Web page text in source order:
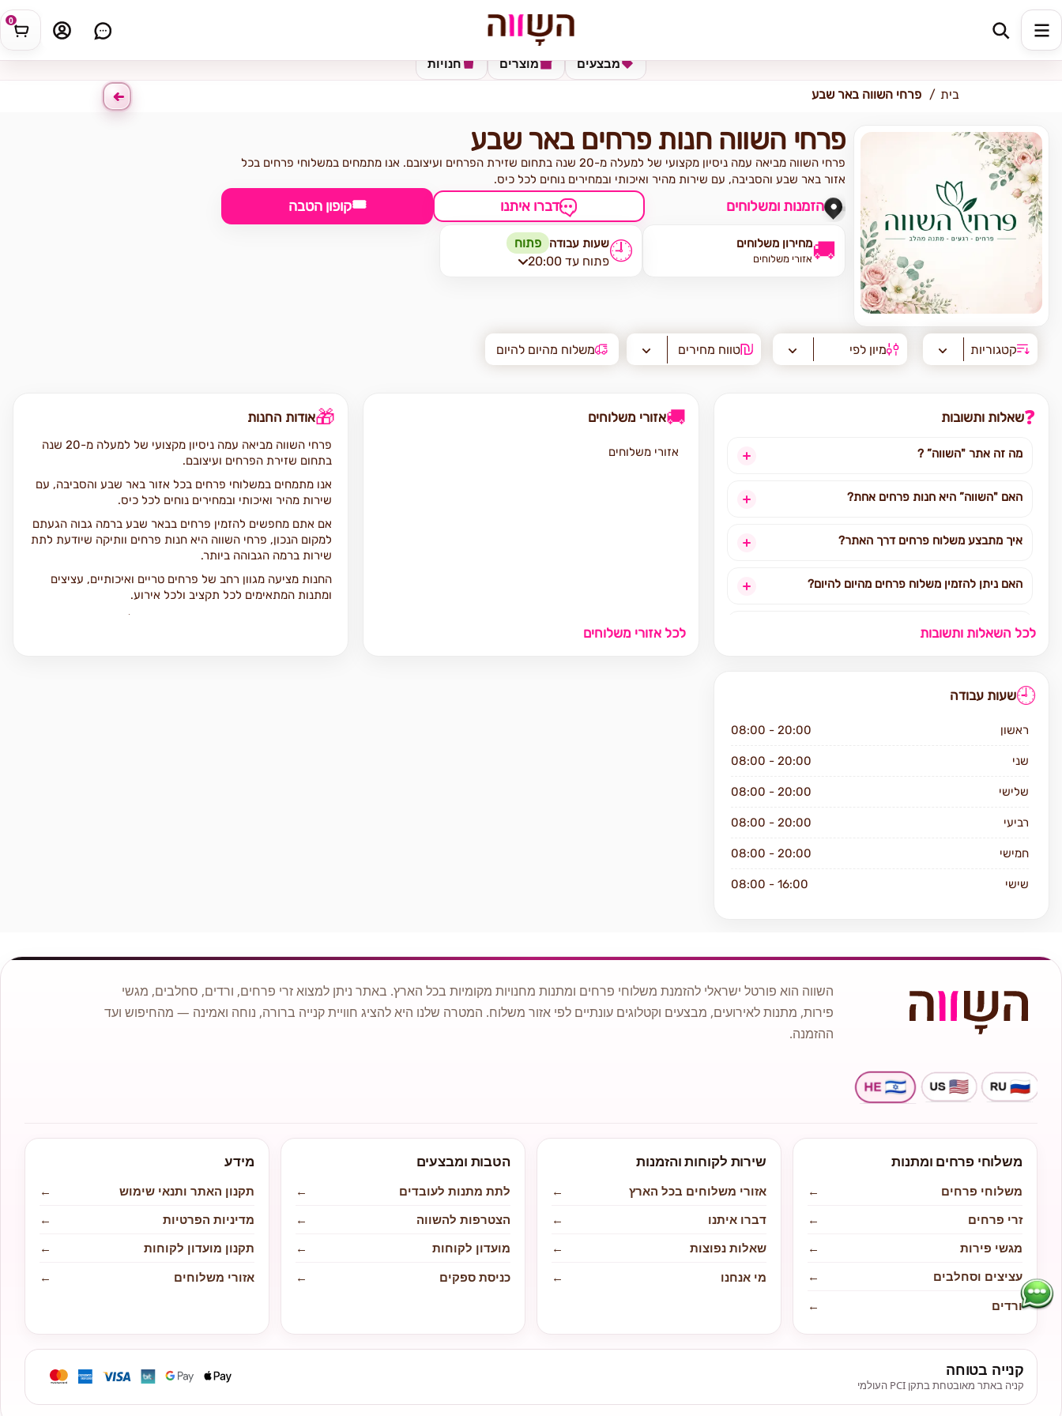
0 כתובת למשלוח
חנויות מוצרים מבצעים
בית פרחי השווה באר שבע
פרחי השווה חנות פרחים באר שבע
פרחי השווה מביאה עמה ניסיון מקצועי של למעלה מ-20 שנה בתחום שזירת הפרחים ועיצובם. אנו מתמחים במשלוחי פרחים בכל
אזור באר שבע והסביבה, עם שירות מהיר ואיכותי ובמחירים נוחים לכל כיס.
הזמנות ומשלוחים דברו איתנו קופון הטבה🎟
מחירון משלוחים
אזורי משלוחים🚚 שעות עבודה
פתוח
פתוח עד 20:00🕘
קטגוריות מיון לפי טווח מחירים משלוח מהיום להיום
❓שאלות ותשובות
מה זה אתר "השווה” ?
האם "השווה” היא חנות פרחים אחת?
איך מתבצע משלוח פרחים דרך האתר?
האם ניתן להזמין משלוח פרחים מהיום להיום?
לאילו אזורים בארץ ניתן להזמין משלוחים?
לכל השאלות ותשובות
🚚אזורי משלוחים
אזורי משלוחים
לכל אזורי משלוחים
🎁אודות החנות
פרחי השווה מביאה עמה ניסיון מקצועי של למעלה מ-20 שנה
בתחום שזירת הפרחים ועיצובם.
אנו מתמחים במשלוחי פרחים בכל אזור באר שבע והסביבה, עם
שירות מהיר ואיכותי ובמחירים נוחים לכל כיס.
אם אתם מחפשים להזמין פרחים בבאר שבע ברמה גבוה הגעתם
למקום הנכון, פרחי השווה היא חנות פרחים וותיקה שיודעת לתת
שירות ברמה הגבוהה ביותר.
החנות מציעה מגוון רחב של פרחים טריים ואיכותיים, עציצים
ומתנות המתאימים לכל תקציב ולכל אירוע.
בחנות תמצאו מגוון זרי פרחים בסגנונות קלאסיים, מודרניים
🕘שעות עבודה
ראשון 08:00 - 20:00
שני 08:00 - 20:00
שלישי 08:00 - 20:00
רביעי 08:00 - 20:00
חמישי 08:00 - 20:00
שישי 08:00 - 16:00
השווה הוא פורטל ישראלי להזמנת משלוחי פרחים ומתנות מחנויות מקומיות בכל הארץ. באתר ניתן למצוא זרי פרחים, ורדים, סחלבים, מגשי
פירות, מתנות לאירועים, מבצעים וקטלוגים עונתיים לפי אזור משלוח. המטרה שלנו היא להציג חוויית קנייה ברורה, נוחה ואמינה — מהחיפוש ועד
ההזמנה.
משלוחי פרחים ומתנות
משלוחי פרחים
←
זרי פרחים
←
מגשי פירות
←
עציצים וסחלבים
←
ורדים
←
שירות לקוחות והזמנות
אזורי משלוחים בכל הארץ
←
דברו איתנו
←
שאלות נפוצות
←
מי אנחנו
←
הטבות ומבצעים
לתת מתנות לעובדים
←
הצטרפות להשווה
←
מועדון לקוחות
←
כניסת ספקים
←
מידע
תקנון האתר ותנאי שימוש
←
מדיניות הפרטיות
←
תקנון מועדון לקוחות
←
אזורי משלוחים
←
קנייה בטוחה
קניה באתר מאובטחת בתקן PCI העולמי